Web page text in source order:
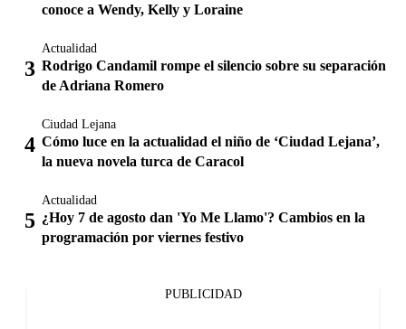
conoce a Wendy, Kelly y Loraine
Actualidad
Rodrigo Candamil rompe el silencio sobre su separación
de Adriana Romero
Ciudad Lejana
Cómo luce en la actualidad el niño de ‘Ciudad Lejana’,
la nueva novela turca de Caracol
Actualidad
¿Hoy 7 de agosto dan 'Yo Me Llamo'? Cambios en la
programación por viernes festivo
PUBLICIDAD